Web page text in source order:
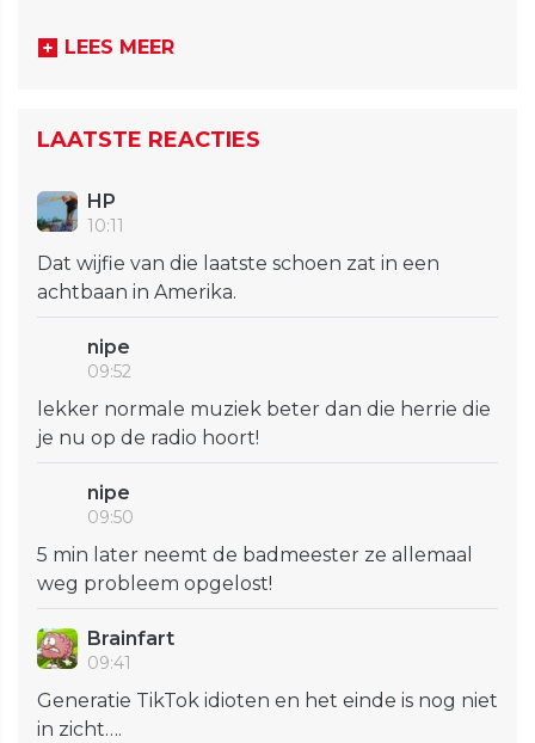
LEES MEER
LAATSTE REACTIES
HP
10:11
Dat wijfie van die laatste schoen zat in een
achtbaan in Amerika.
nipe
09:52
lekker normale muziek beter dan die herrie die
je nu op de radio hoort!
nipe
09:50
5 min later neemt de badmeester ze allemaal
weg probleem opgelost!
Brainfart
09:41
Generatie TikTok idioten en het einde is nog niet
in zicht….